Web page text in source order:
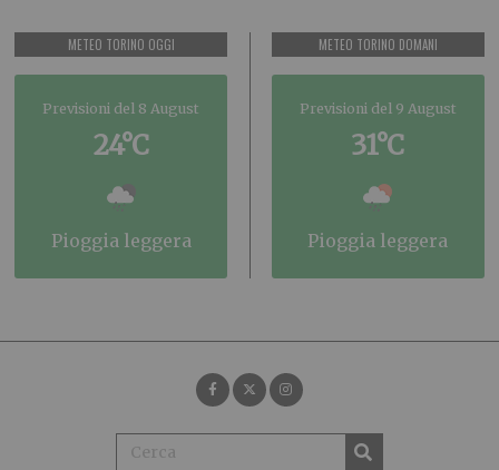
METEO TORINO OGGI
Previsioni del 8 August
24°C
pioggia leggera
METEO TORINO DOMANI
Previsioni del 9 August
31°C
pioggia leggera